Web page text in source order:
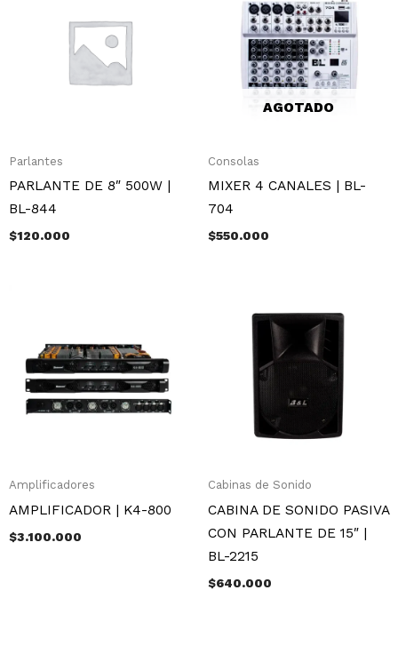
Parlantes
PARLANTE DE 8″ 500W |
BL-844
$120.000
AGOTADO
Consolas
MIXER 4 CANALES | BL-
704
$550.000
Amplificadores
AMPLIFICADOR | K4-800
$3.100.000
Cabinas de Sonido
CABINA DE SONIDO PASIVA
CON PARLANTE DE 15″ |
BL-2215
$640.000